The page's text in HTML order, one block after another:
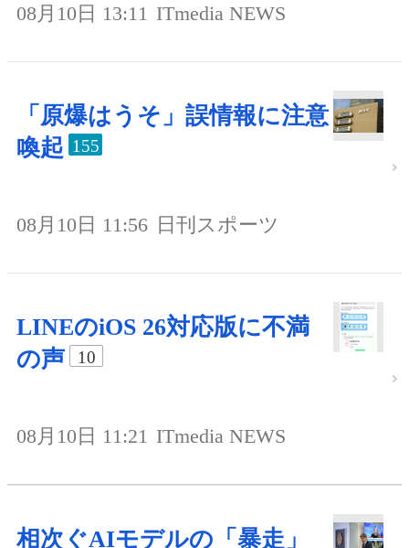
08月10日 13:11 ITmedia NEWS
「原爆はうそ」誤情報に注意
喚起 155
08月10日 11:56 日刊スポーツ
LINEのiOS 26対応版に不満
の声
10
08月10日 11:21 ITmedia NEWS
相次ぐAIモデルの「暴走」